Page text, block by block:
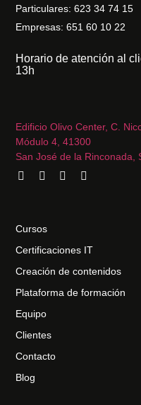
Particulares: 623 34 74 15
Empresas: 651 60 10 22
Horario de atención al
13h
Edificio Olivo Center, C.
Módulo 4, 41300
San José de la Rinconada,
Cursos
Certificaciones IT
Creación de contenidos
Plataforma de formación
Equipo
Clientes
Contacto
Blog